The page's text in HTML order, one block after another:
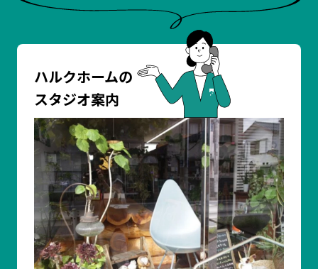
ハルクホームの
スタジオ案内